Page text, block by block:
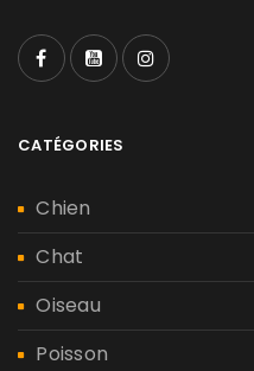
CATÉGORIES
Chien
Chat
Oiseau
Poisson